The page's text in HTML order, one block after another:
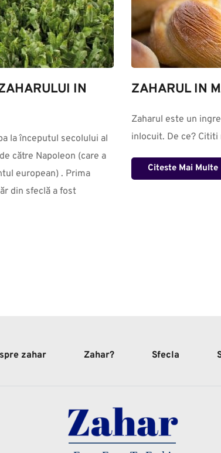
IN
către Napoleon (care a
european) . Prima
din sfeclă a fost
ZAHARUL IN
Zaharul este un
inlocuit. De ce?
Citeste Mai Multe
zahar Zahar? Sfecla